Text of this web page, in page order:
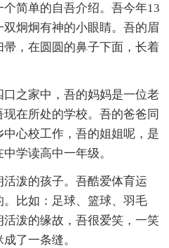
简单的自吾介绍。吾今年13
炯炯有神的小眼睛。吾的眉
，在圆圆的鼻子下面，长着
之家中，吾的妈妈是一位老
在所处的学校。吾的爸爸同
心校工作，吾的姐姐呢，是
学读高中一年级。
泼的孩子。吾酷爱体育运
比如：足球、篮球、羽毛
泼的缘故，吾很爱笑，一笑
了一条缝。